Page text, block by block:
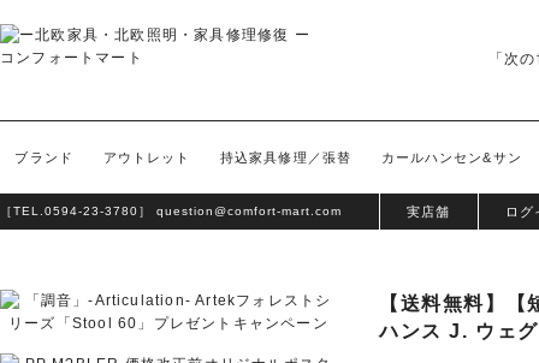
「次
ブランド アウトレット 持込家具修理／張替 カールハンセン&サン
［TEL. 0594-23-3780］ question@comfort-mart.com 実店舗 ログ
【送料無料】
ハンス J. ウェ